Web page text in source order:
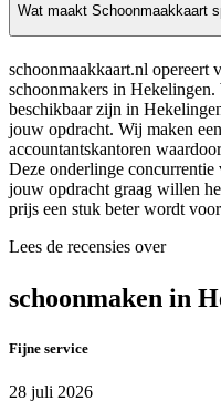
Wat maakt Schoonmaakkaart
schoonmaakkaart.nl
schoonmakers in
beschikbaar zijn in
jouw opdracht. Wij maken
accountantskantoren
Deze onderlinge
jouw opdracht graag willen
prijs een stuk beter wordt
Lees de recensies over
schoonmaken in
Fijne service
28 juli 2026